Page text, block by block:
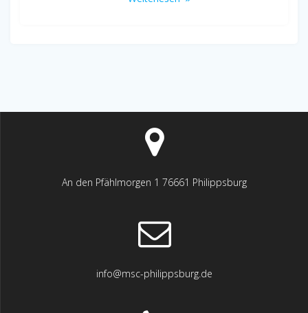
An den Pfählmorgen 1 76661 Philippsburg
info@msc-philippsburg.de